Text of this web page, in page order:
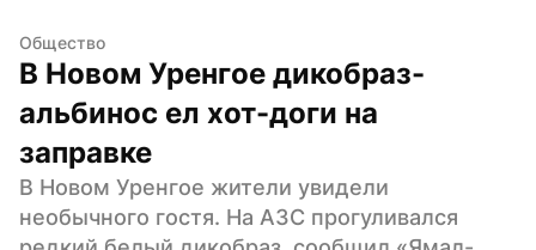
Общество
В Новом Уренгое дикобраз-
альбинос ел хот-доги на
заправке
В Новом Уренгое жители увидели
необычного гостя. На АЗС прогуливался